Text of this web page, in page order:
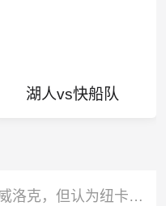
湖人vs快船队
邮报：贝西克塔斯仍有意威洛克，但认为纽卡斯尔要价过高